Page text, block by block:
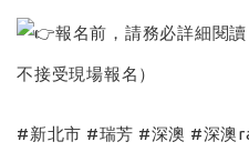
報名前，請務必詳細閱
不接受現場報名）
#新北市 #瑞芳 #深澳 #深澳